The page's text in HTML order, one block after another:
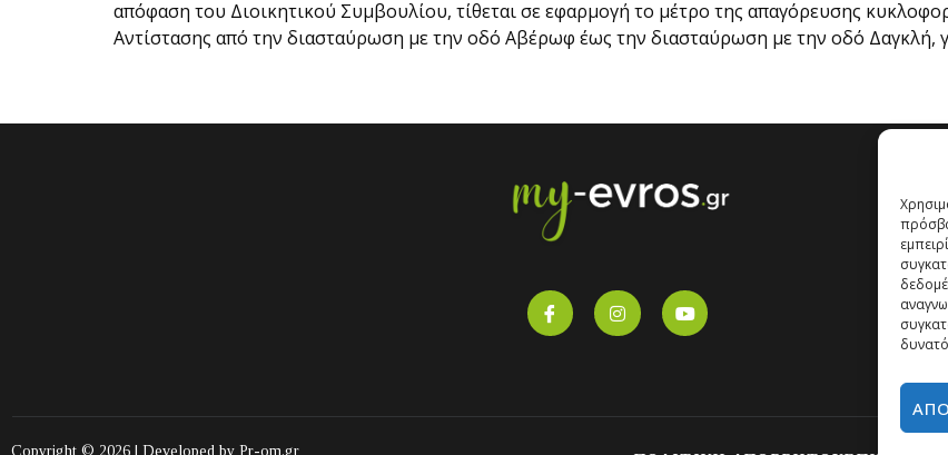
απόφαση του Διοικητικού Συμβουλίου, τίθεται σε εφαρμογή το μέτρο της απαγόρευσης
Αντίστασης από την διασταύρωση με την οδό Αβέρωφ έως την διασταύρωση με την οδό Δαγκλή,
Copyright © 2026 | Developed by Pr-om.gr